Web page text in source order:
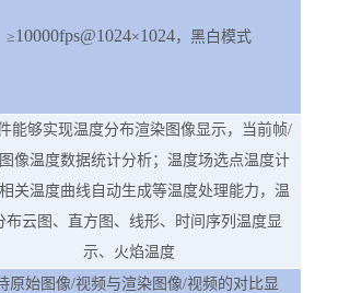
≥10000fps@1024×1024，黑白模式
能够实现温度分布渲染图像显示，当前帧/
像温度数据统计分析；温度场选点温度计
关温度曲线自动生成等温度处理能力，温
布云图、直方图、线形、时间序列温度显
示、火焰温度
原始图像/视频与渲染图像/视频的对比显